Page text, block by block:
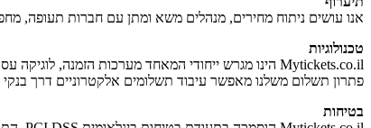
אנו עושים ניתוח מחירים, מנהלים משא ומתן עם חברות תעופה,
טכנולוגיות
Mytickets.co.il הינו מגרש ייחודי המאחד מערכות הזמנה, לוגיקה עסקית ומערכות סליקה. על מנת להתאים לסטנדרטים גבוהים של שירות לקוחות, אנו מיישמים פתרונות טכניים חדשניים.
פתרון תשלום משלנו מאפשר עיבוד תשלומים אלקטרוניים דרך
בטיחות